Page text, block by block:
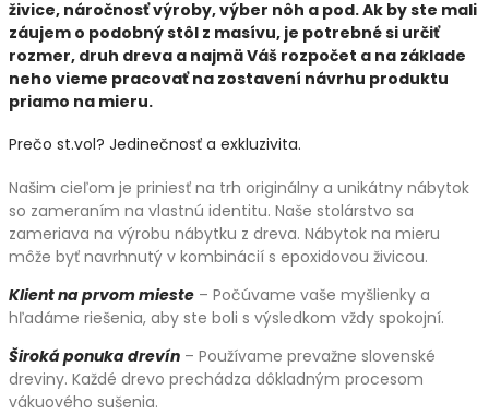
živice, náročnosť výroby, výber nôh a pod. Ak by ste mali
záujem o podobný stôl z masívu, je potrebné si určiť
rozmer, druh dreva a najmä Váš rozpočet a na základe
neho vieme pracovať na zostavení návrhu produktu
priamo na mieru.
Prečo st.vol? Jedinečnosť a exkluzivita.
Našim cieľom je priniesť na trh originálny a unikátny nábytok
so zameraním na vlastnú identitu. Naše stolárstvo sa
zameriava na výrobu nábytku z dreva. Nábytok na mieru
môže byť navrhnutý v kombinácií s epoxidovou živicou.
Klient na prvom mieste – Počúvame vaše myšlienky a
hľadáme riešenia, aby ste boli s výsledkom vždy spokojní.
Široká ponuka drevín – Používame prevažne slovenské
dreviny. Každé drevo prechádza dôkladným procesom
vákuového sušenia.